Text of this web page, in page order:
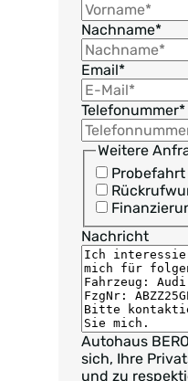
Nachname*
Email*
Telefonummer*
Weitere
Nachricht
Autohaus
sich, Ihre
und zu